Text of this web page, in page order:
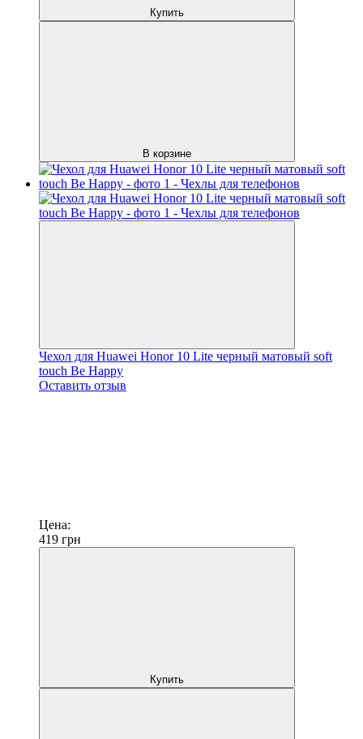
Купить
В корзине
Чехол для Huawei Honor 10 Lite черный матовый soft
touch Be Happy
Оставить отзыв
Цена:
419 грн
Купить